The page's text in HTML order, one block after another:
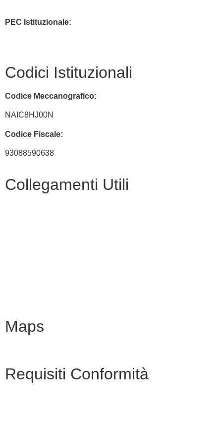
PEC Istituzionale:
Codici Istituzionali
Codice Meccanografico:
NAIC8HJ00N
Codice Fiscale:
93088590638
Collegamenti Utili
Maps
Requisiti Conformità